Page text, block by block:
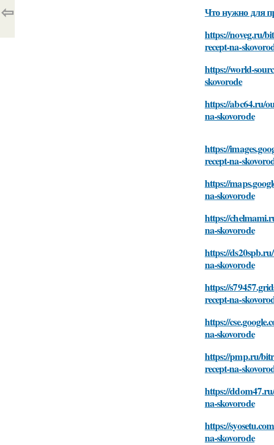
Что нужно для
https://noveg.ru/
recept-na-
https://world-
skovorode
https://abc64.ru/
na-skovorode
https://
recept-na-
https://
na-skovorode
https://
na-skovorode
https://
na-skovorode
https://
recept-na-
https://
na-skovorode
https://pmp.ru/
recept-na-
https://
na-skovorode
https://
na-skovorode
⇦